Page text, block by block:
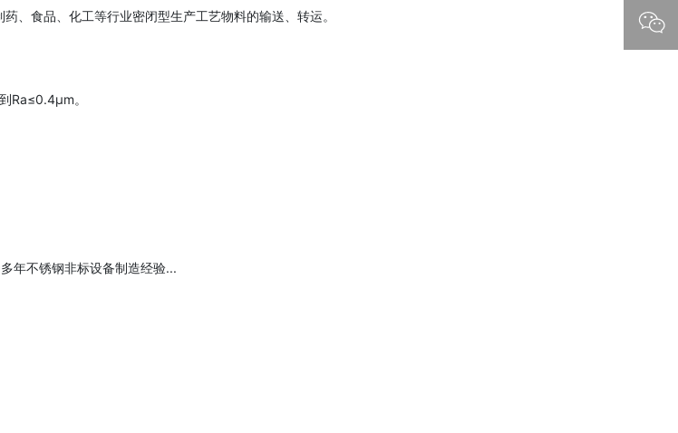
、食品、化工等行业密闭型生产工艺物料的输送、转运。
Ra≤0.4μm。
年不锈钢非标设备制造经验...